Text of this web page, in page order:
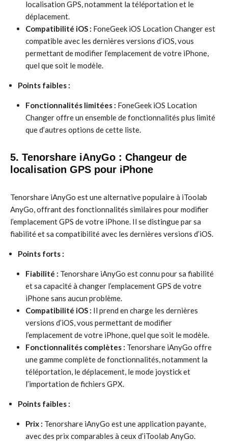
localisation GPS, notamment la téléportation et le
déplacement.
Compatibilité iOS : FoneGeek iOS Location Changer est
compatible avec les dernières versions d’iOS, vous
permettant de modifier l’emplacement de votre iPhone,
quel que soit le modèle.
Points faibles :
Fonctionnalités limitées : FoneGeek iOS Location
Changer offre un ensemble de fonctionnalités plus limité
que d’autres options de cette liste.
5. Tenorshare iAnyGo : Changeur de
localisation GPS pour iPhone
Tenorshare iAnyGo est une alternative populaire à iToolab
AnyGo, offrant des fonctionnalités similaires pour modifier
l’emplacement GPS de votre iPhone. Il se distingue par sa
fiabilité et sa compatibilité avec les dernières versions d’iOS.
Points forts :
Fiabilité : Tenorshare iAnyGo est connu pour sa fiabilité
et sa capacité à changer l’emplacement GPS de votre
iPhone sans aucun problème.
Compatibilité iOS : Il prend en charge les dernières
versions d’iOS, vous permettant de modifier
l’emplacement de votre iPhone, quel que soit le modèle.
Fonctionnalités complètes : Tenorshare iAnyGo offre
une gamme complète de fonctionnalités, notamment la
téléportation, le déplacement, le mode joystick et
l’importation de fichiers GPX.
Points faibles :
Prix : Tenorshare iAnyGo est une application payante,
avec des prix comparables à ceux d’iToolab AnyGo.